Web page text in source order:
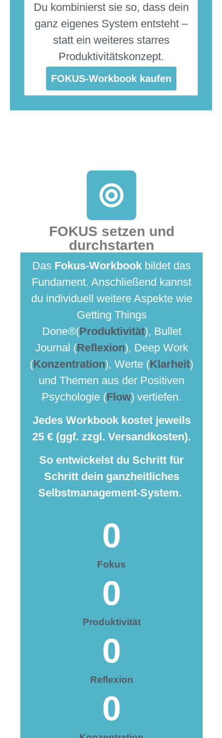
Du kombinierst sie so, dass dein
ganz eigenes System entsteht –
statt ein weiteres starres
Produktivitätskonzept.
FOKUS-Workbook kaufen
FOKUS setzen und
durchstarten
Das Fokus-Workbook bildet das
Fundament. Anschließend kannst
du individuell weitere Aspekte wie
Getting Things
Done®(Produktivität), Bullet
Journal (Reflexion), Deep Work
(Konzentration), Werte (Klarheit)
und Themen aus der Positiven
Psychologie (Flow) vertiefen.
Jedes Workbook kostet jeweils
25 € (ggf. zzgl. Versandkosten).
So entwickelst du Schritt für
Schritt dein ganzheitliches
Selbstmanagement-System.
Fokus
0
Produktivität
0
Reflexion
0
0